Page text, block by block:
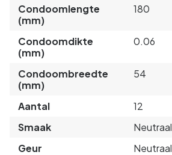
Condoomlengte
(mm)
180
Condoomdikte
(mm)
0.06
Condoombreedte
(mm)
54
Aantal
12
Smaak
Neutraal
Geur
Neutraal